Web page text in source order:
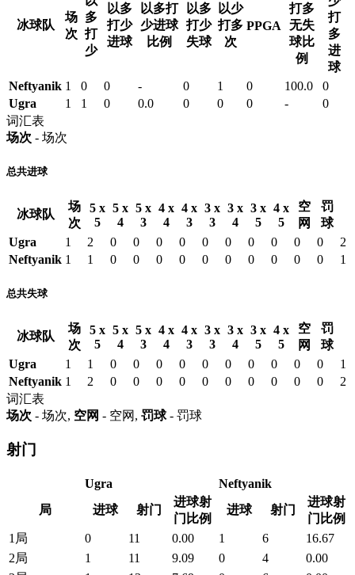
冰球队
场
次
多
打
少
以多
打少
进球
以多打
少进球
比例
以多
打少
失球
以少
打多
次
PPGA
打多
无失
球比
例
打
多
进
球
Neftyanik 1 0 0 - 0 1 0 100.0
0
Ugra
1 1 0 0.0 0 0 0 -
0
词汇表
场次 - 场次
总共进球
冰球队
场
次
5 x
5
5 x
4
5 x
3
4 x
4
4 x
3
3 x
3
3 x
4
3 x
5
4 x
5
空
网
罚
球
Ugra
1 2 0 0 0 0 0 0 0 0 0 0
2
Neftyanik 1 1 0 0 0 0 0 0 0 0 0 0 1
总共失球
冰球队
场
次
5 x
5
5 x
4
5 x
3
4 x
4
4 x
3
3 x
3
3 x
4
3 x
5
4 x
5
空
网
罚
球
Ugra
1 1 0 0 0 0 0 0 0 0 0 0
1
Neftyanik 1 2 0 0 0 0 0 0 0 0 0 0
2
词汇表
场次 - 场次, 空网 - 空网, 罚球- 罚球
射门
Ugra
Neftyanik
局
进球 射门
进球射
门比例
进球 射门
进球射
门比例
1局
0 11 0.00 1 6
16.67
2局
1 11 9.09 0 4
0.00